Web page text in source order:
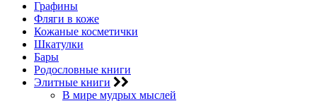
Графины
Фляги в коже
Кожаные косметички
Шкатулки
Бары
Родословные книги
Элитные книги
В мире мудрых мыслей